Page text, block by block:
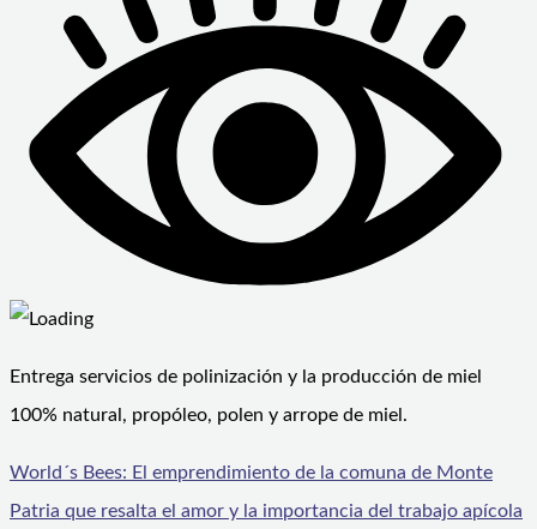
Entrega servicios de polinización y la producción de miel
100% natural, propóleo, polen y arrope de miel.
World´s Bees: El emprendimiento de la comuna de Monte
Patria que resalta el amor y la importancia del trabajo apícola